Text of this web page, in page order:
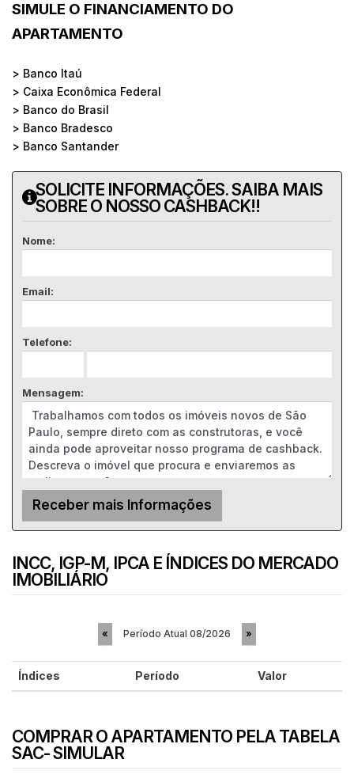
SIMULE O FINANCIAMENTO DO
APARTAMENTO
> Banco Itaú
> Caixa Econômica Federal
> Banco do Brasil
> Banco Bradesco
> Banco Santander
SOLICITE INFORMAÇÕES. SAIBA MAIS
SOBRE O NOSSO CASHBACK!!
Nome:
Email:
Telefone:
Mensagem:
INCC, IGP-M, IPCA E ÍNDICES DO MERCADO
IMOBILIÁRIO
« Período Atual 08/2026 »
Índices Período Valor
COMPRAR O APARTAMENTO PELA TABELA
SAC- SIMULAR